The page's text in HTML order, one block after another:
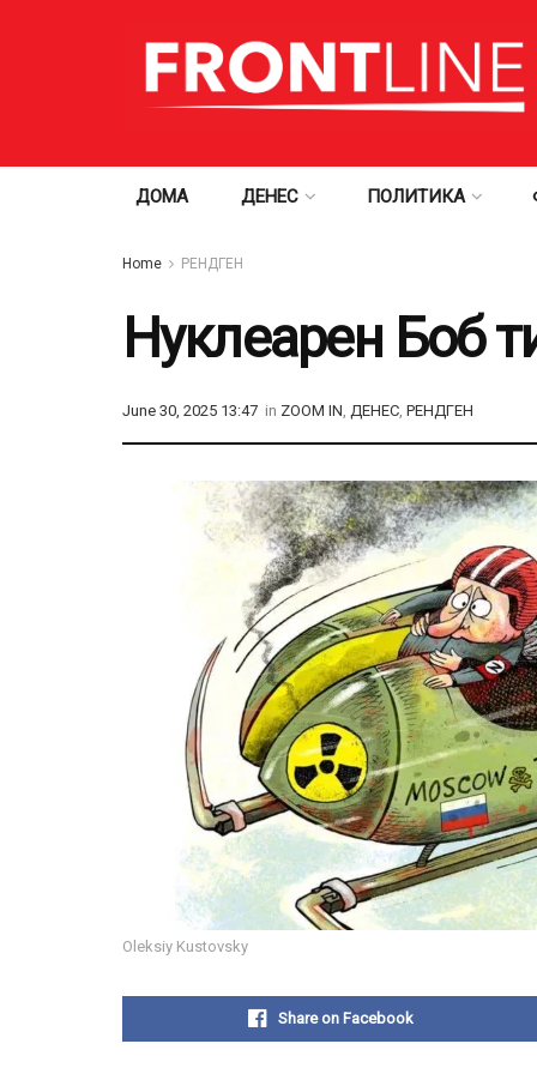
ДОМА ДЕНЕС ПОЛИТИКА
Home РЕНДГЕН
Нуклеарен Боб
June 30, 2025 13:47 in ZOOM IN, ДЕНЕС, РЕНДГЕН
Oleksiy Kustovsky
Share on Facebook